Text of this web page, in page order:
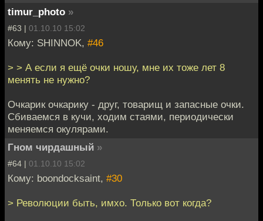
timur_photo »
#63 | 01.10.10 15:02
Кому: SHINNOK, #46
> > А если я ещё очки ношу, мне их тоже лет 8
менять не нужно?
Очкарик очкарику - друг, товарищ и запасные очки.
Сбиваемся в кучи, ходим стаями, периодически
меняемся окулярами.
Гном чирдашный »
#64 | 01.10.10 15:02
Кому: boondocksaint, #30
> Революции быть, имхо. Только вот когда?